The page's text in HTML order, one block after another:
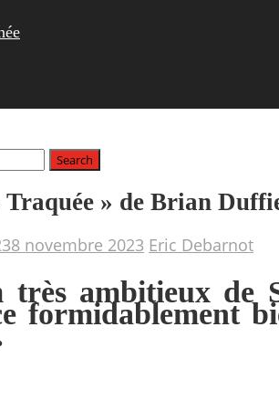
Traquée » de Brian
8 novembre 2023 Eric Debarnot
ambitieux de
formidablement